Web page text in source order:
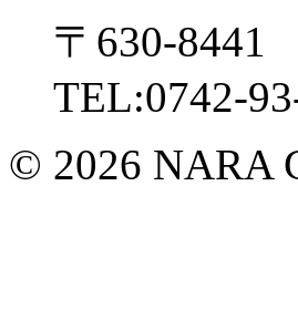
〒630-
TEL:0742-
© 2026 NARA